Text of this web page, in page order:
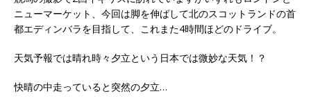
ニューマーケット、今回は脚を伸ばして北のスコットランドの首
都エディンバラを目指して、これまた4時間ほどのドライブ。
天気予報では晴れ時々夕立という日本では微妙な天気！？
快晴の中走っていると突然の夕立…